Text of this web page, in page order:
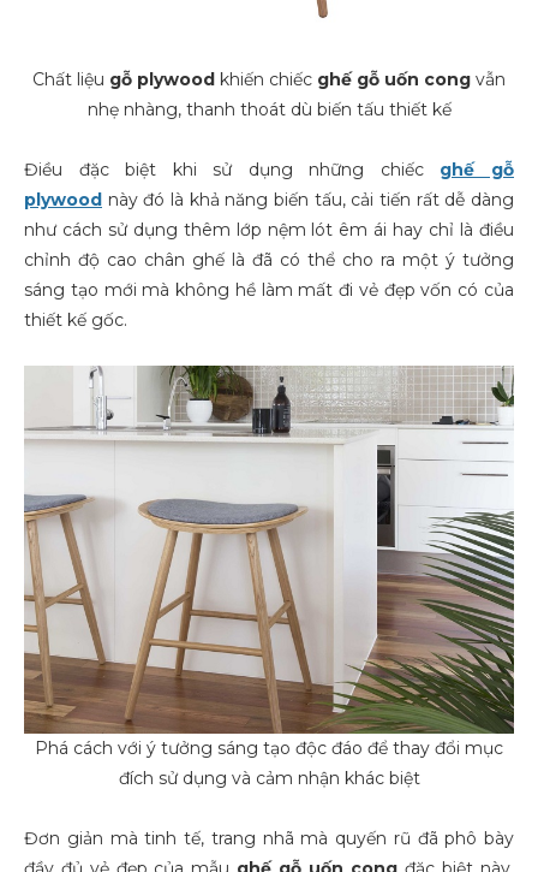
Chất liệu gỗ plywood khiến chiếc ghế gỗ uốn cong vẫn
nhẹ nhàng, thanh thoát dù biến tấu thiết kế
Điều đặc biệt khi sử dụng những chiếc ghế gỗ
plywood này đó là khả năng biến tấu, cải tiến rất dễ dàng
như cách sử dụng thêm lớp nệm lót êm ái hay chỉ là điều
chỉnh độ cao chân ghế là đã có thể cho ra một ý tưởng
sáng tạo mới mà không hề làm mất đi vẻ đẹp vốn có của
thiết kế gốc.
Phá cách với ý tưởng sáng tạo độc đáo để thay đổi mục
đích sử dụng và cảm nhận khác biệt
Đơn giản mà tinh tế, trang nhã mà quyến rũ đã phô bày